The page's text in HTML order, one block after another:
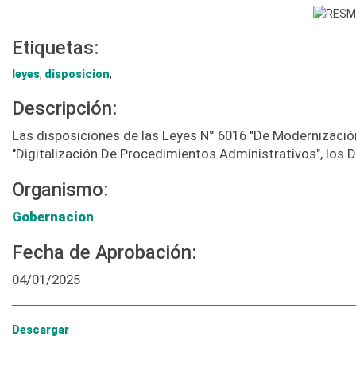
Etiquetas:
leyes, disposicion,
Descripción:
Las disposiciones de las Leyes N° 6016 "De
"Digitalización De Procedimientos Administrativos", los
Organismo:
Gobernacion
Fecha de Aprobación:
04/01/2025
Descargar